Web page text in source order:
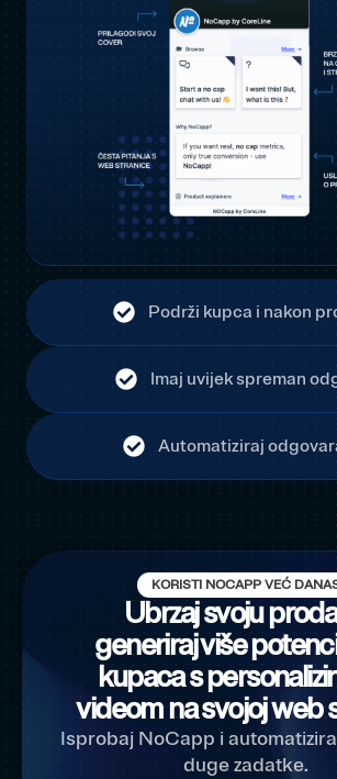
Podrži kupca i nakon
Imaj uvijek spreman
Automatiziraj
KORISTI NOCAPP VEĆ
Ubrzaj svoju
generiraj više
kupaca s
videom na svojoj web
Isprobaj NoCapp i
duge zadatke.